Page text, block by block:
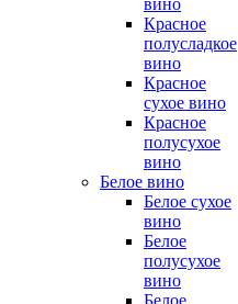
вино
Красное
полусладкое
вино
Красное
сухое вино
Красное
полусухое
вино
Белое вино
Белое сухое
вино
Белое
полусухое
вино
Белое